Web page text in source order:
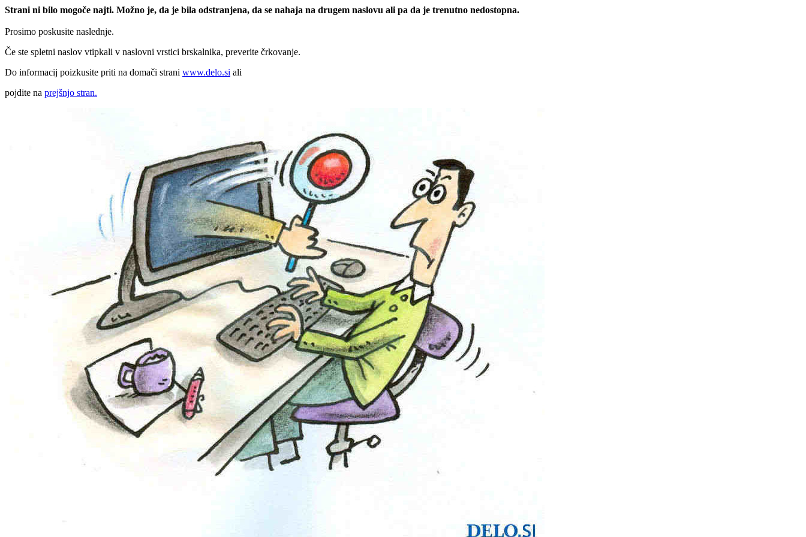
Strani ni bilo mogoče najti. Možno je, da je bila odstranjena, da se nahaja na drugem naslovu ali pa da je trenutno nedostopna.
Prosimo poskusite naslednje.
Če ste spletni naslov vtipkali v naslovni vrstici brskalnika, preverite črkovanje.
Do informacij poizkusite priti na domači strani www.delo.si ali
pojdite na prejšnjo stran.